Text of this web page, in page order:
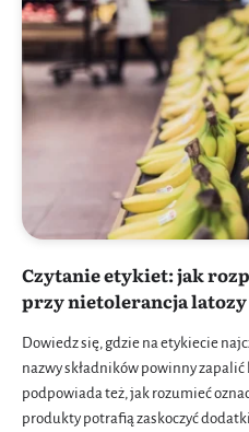
Czytanie etykiet: jak
przy nietolerancja latozy
Dowiedz się, gdzie na etykiecie
nazwy składników powinny
podpowiada też, jak rozumieć
produkty potrafią zaskoczyć